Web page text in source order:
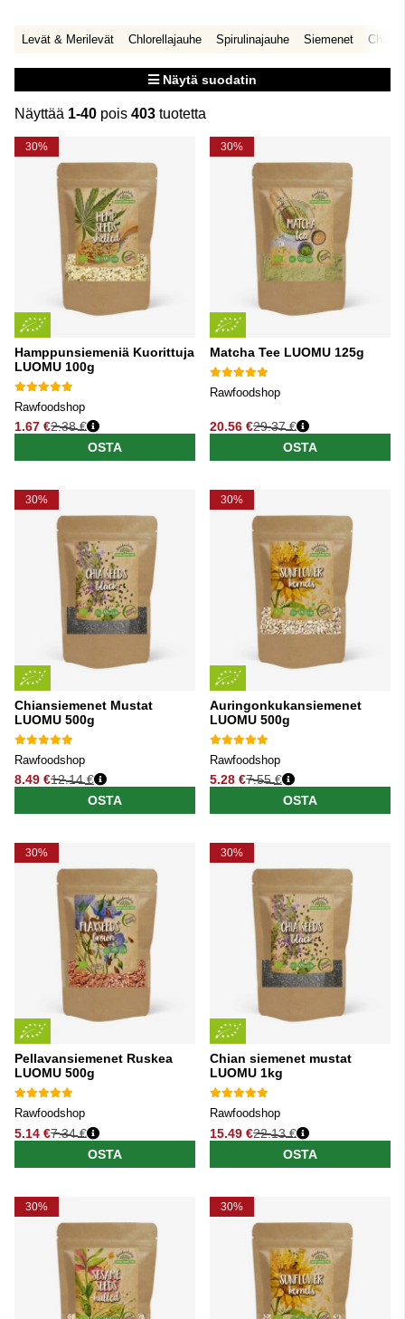
Levät & Merilevät Chlorellajauhe Spirulinajauhe Siemenet
Näytä suodatin
Näyttää 1-40 pois 403 tuotetta
Tuotteet
30%
Hamppunsiemeniä Kuorittuja
LUOMU 100g
Rawfoodshop
1.67 €
Normaali hinta
2.38 €
OSTA
30%
Matcha Tee LUOMU 125g
Rawfoodshop
20.56 €
Normaali hinta
29.37 €
OSTA
30%
Chiansiemenet Mustat
LUOMU 500g
Rawfoodshop
8.49 €
Normaali hinta
12.14 €
OSTA
30%
Auringonkukansiemenet
LUOMU 500g
Rawfoodshop
5.28 €
Normaali hinta
7.55 €
OSTA
30%
Pellavansiemenet Ruskea
LUOMU 500g
Rawfoodshop
5.14 €
Normaali hinta
7.34 €
OSTA
30%
Chian siemenet mustat
LUOMU 1kg
Rawfoodshop
15.49 €
Normaali hinta
22.13 €
OSTA
30% 30%